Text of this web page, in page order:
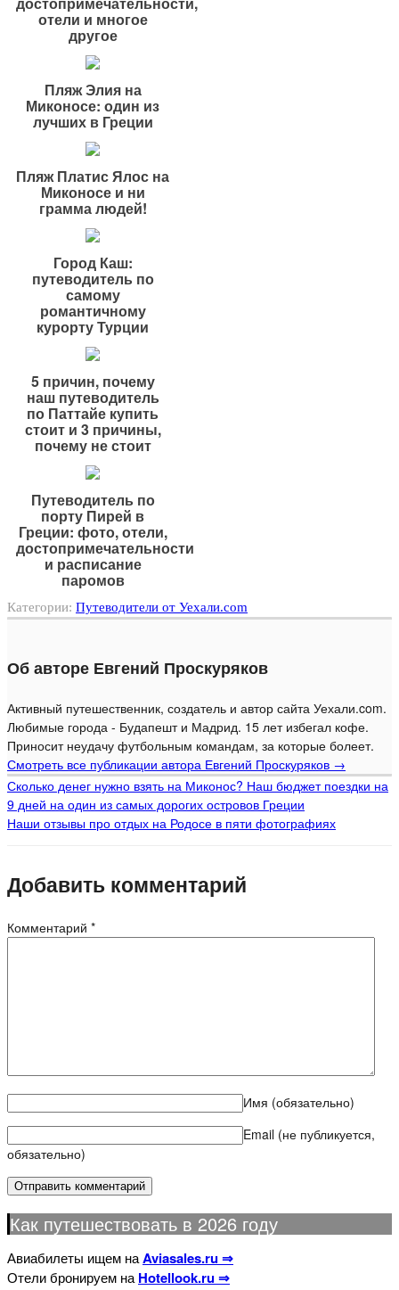
отели и многое
другое
Пляж Элия на
Миконосе: один из
лучших в Греции
Пляж Платис Ялос на
Миконосе и ни
грамма людей!
Город Каш:
путеводитель по
самому
романтичному
курорту Турции
5 причин, почему
наш путеводитель
по Паттайе купить
стоит и 3 причины,
почему не стоит
Путеводитель по
порту Пирей в
Греции: фото, отели,
достопримечательности
и расписание
паромов
Категории: Путеводители от Уехали.com
Об авторе Евгений Проскуряков
Активный путешественник, создатель и автор сайта Уехали.com.
Любимые города - Будапешт и Мадрид. 15 лет избегал кофе.
Приносит неудачу футбольным командам, за которые болеет.
Смотреть все публикации автора Евгений Проскуряков →
Сколько денег нужно взять на Миконос? Наш бюджет поездки на
9 дней на один из самых дорогих островов Греции
Наши отзывы про отдых на Родосе в пяти фотографиях
Добавить комментарий
Комментарий *
Имя (обязательно)
Email (не публикуется,
обязательно)
Как путешествовать в 2026 году
Авиабилеты ищем наAviasales.ru ⇒
Отели бронируем на Hotellook.ru ⇒